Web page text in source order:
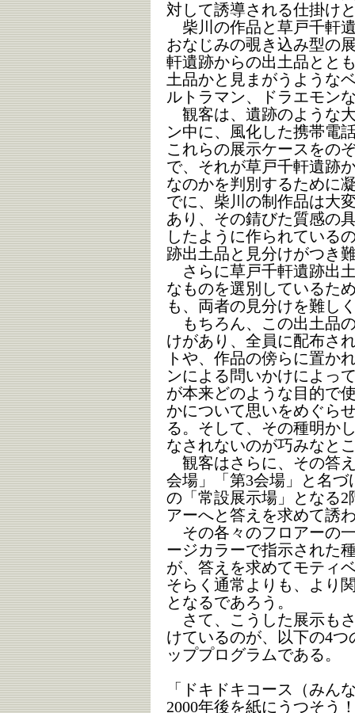
対して誘導される仕掛け
柴川の作品と草戸千軒
おなじみの覗き込み型の
軒遺跡からの出土品とと
土品かと見まがうような
ルトラマン、ドラエモン
観客は、遺跡のような
ン中に、風化した携帯電
これらの展示ケースをの
で、それが草戸千軒遺跡
なのかを判別するために
でに、柴川の制作品は大
あり、その錆びた質感の
したように作られている
跡出土品と見分けがつき
さらに草戸千軒遺跡出
なものを選別しているた
も、両者の見分けを難し
もちろん、この出土品
けがあり、全員に配布さ
トや、作品の傍らに置か
ンによる問いかけによっ
が本来どのような目的で
かについて思いをめぐら
る。そして、その種明か
なされないのが巧みなと
観客はさらに、その答
会場」「第3会場」と名づ
の「常設展示場」となる2
アーへと答えを求めて誘
その各々のフロアーの
ージカラーで指示された
が、答えを求めてモティ
そらく通常よりも、より
となるであろう。
さて、こうした展示も
けているのが、以下の4
ッププログラムである。
「ドキドキコース（み
2000年後を紙にうつそう